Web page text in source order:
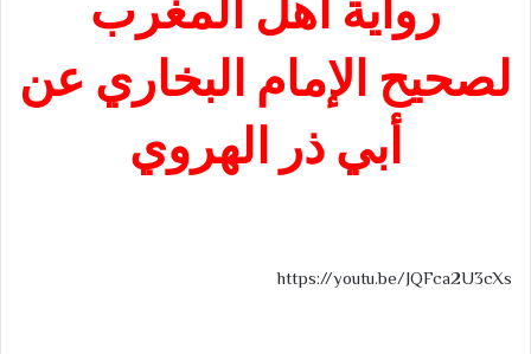
رواية أهل المغرب
لصحيح الإمام البخاري عن
أبي ذر الهروي
https://youtu.be/JQFca2U3cXs